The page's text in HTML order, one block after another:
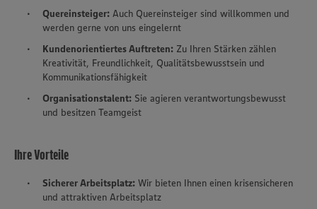
Quereinsteiger: Auch Quereinsteiger sind willkommen und
werden gerne von uns eingelernt
Kundenorientiertes Auftreten: Zu Ihren Stärken zählen
Kreativität, Freundlichkeit, Qualitätsbewusstsein und
Kommunikationsfähigkeit
Organisationstalent: Sie agieren verantwortungsbewusst
und besitzen Teamgeist
Ihre Vorteile
Sicherer Arbeitsplatz: Wir bieten Ihnen einen krisensicheren
und attraktiven Arbeitsplatz